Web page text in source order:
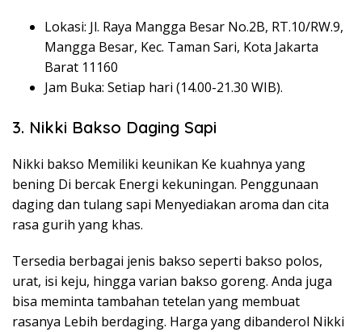
Lokasi: Jl. Raya Mangga Besar No.2B, RT.10/RW.9,
Mangga Besar, Kec. Taman Sari, Kota Jakarta
Barat 11160
Jam Buka: Setiap hari (14.00-21.30 WIB).
3. Nikki Bakso Daging Sapi
Nikki bakso Memiliki keunikan Ke kuahnya yang
bening Di bercak Energi kekuningan. Penggunaan
daging dan tulang sapi Menyediakan aroma dan cita
rasa gurih yang khas.
Tersedia berbagai jenis bakso seperti bakso polos,
urat, isi keju, hingga varian bakso goreng. Anda juga
bisa meminta tambahan tetelan yang membuat
rasanya Lebih berdaging. Harga yang dibanderol Nikki